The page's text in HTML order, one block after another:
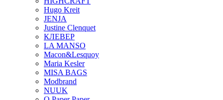
Hugo Kreit
JENJA
Justine Clenquet
КЛЕВЕР
LA MANSO
Macon&Lesquoy
Maria Kesler
MISA BAGS
Modbrand
NUUK